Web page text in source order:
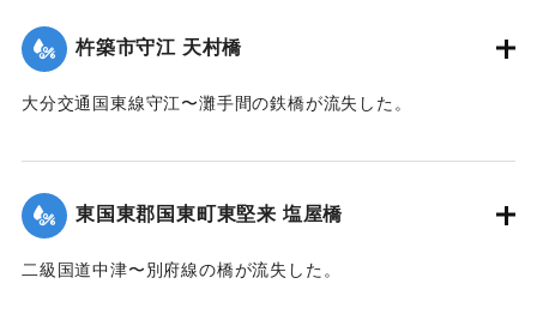
町民自体の復旧費を加算するときは恐らく二十数億円に達す
るものと思はれる。この
難事業の完遂はひとえに国、県の有効適切な施策と町民の一
町議会ならびに町耺員の不撓不屈、不眠不休の努力の賜であ
関係各位に感謝の誠を披攊しふたたびかかる大災害を惹起す
ともに相戒め永く後昆に伝えんとする。
｜固有コード: 00679043
杵築市守江 天村橋
大分交通国東線守江〜灘手間の鉄橋が流失した。
｜固有コード: 00679036
東国東郡国東町東堅来 塩屋橋
二級国道中津〜別府線の橋が流失した。